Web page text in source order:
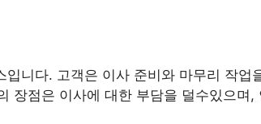
니다. 고객은 이사 준비와 마무리 작업
장점은 이사에 대한 부담을 덜수있으며,